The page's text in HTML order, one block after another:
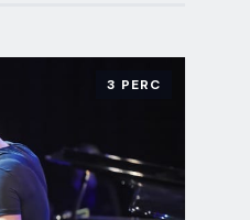
3 PERC